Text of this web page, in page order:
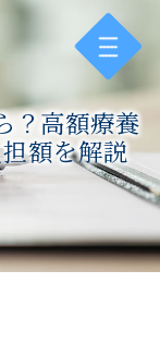
？高額療養
額を解説